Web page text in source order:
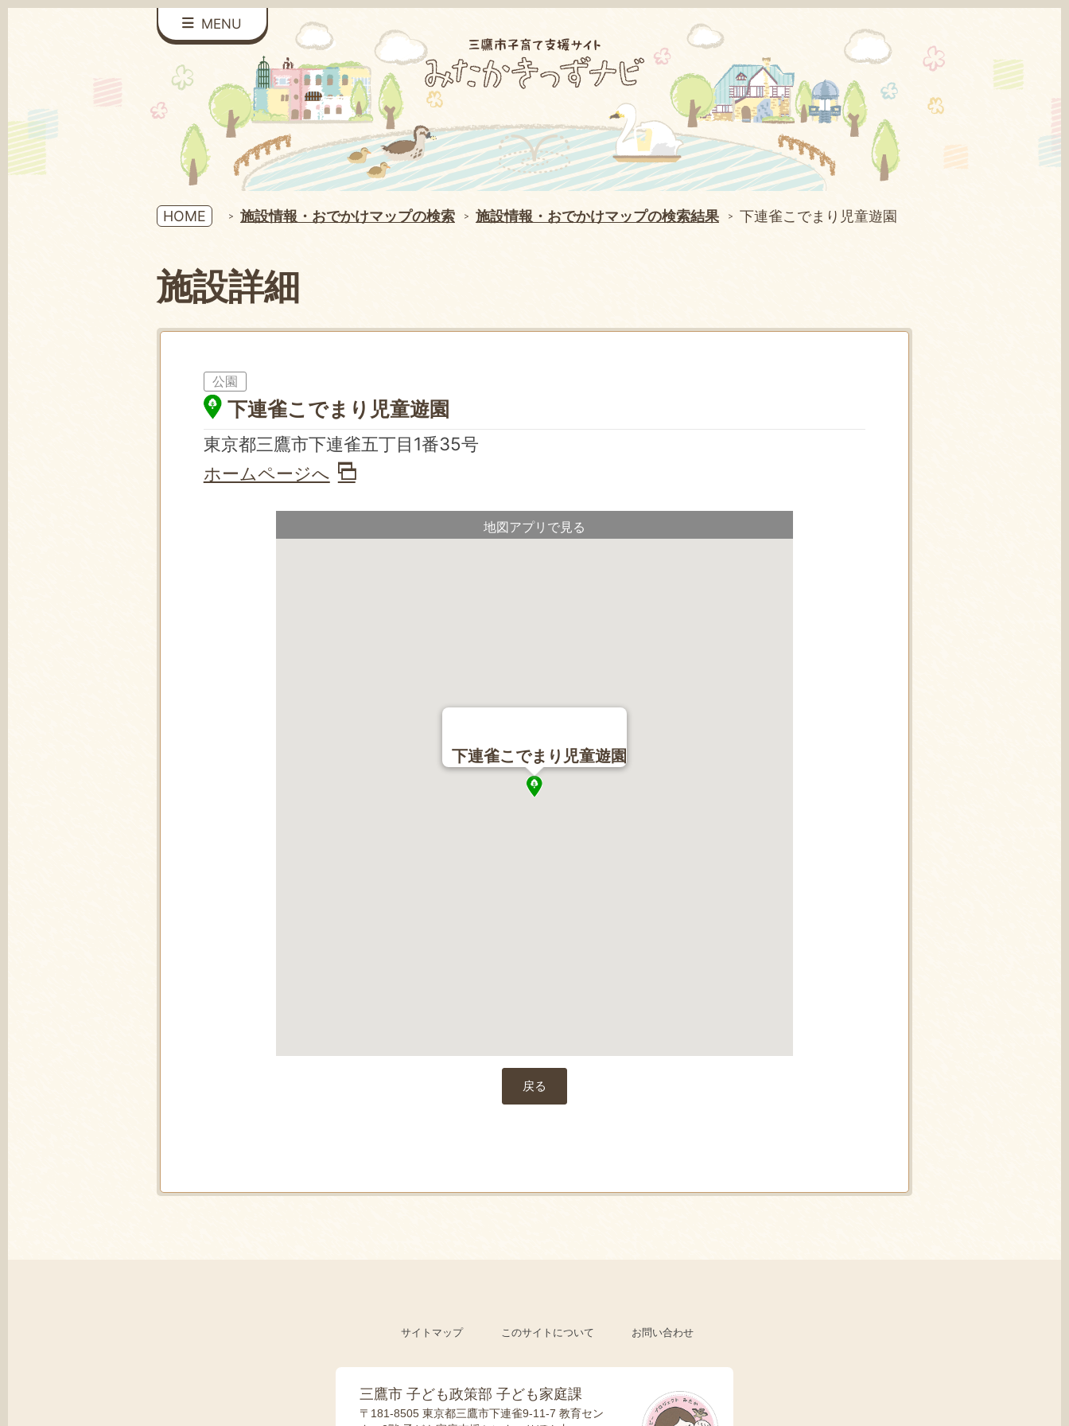
MENU
HOME 施設情報・おでかけマップの検索 施設情報・おでかけマップの検索結果 下連雀こでまり児童遊園
施設詳細
公園
下連雀こでまり児童遊園
東京都三鷹市下連雀五丁目1番35号
ホームページへ
地図アプリで見る
下連雀こでまり児童遊園
戻る
サイトマップ このサイトについて お問い合わせ
三鷹市 子ども政策部 子ども家庭課
〒181-8505 東京都三鷹市下連雀9-11-7 教育セン